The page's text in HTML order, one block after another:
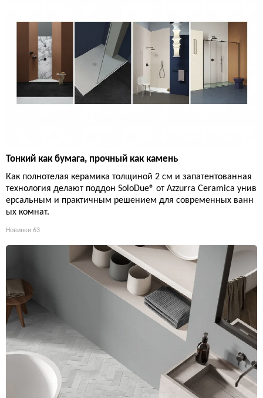
Тонкий как бумага, прочный как камень
Как полнотелая керамика толщиной 2 см и запатентованная
технология делают поддон SoloDue® от Azzurra Ceramica унив
ерсальным и практичным решением для современных ванн
ых комнат.
Новинки 63